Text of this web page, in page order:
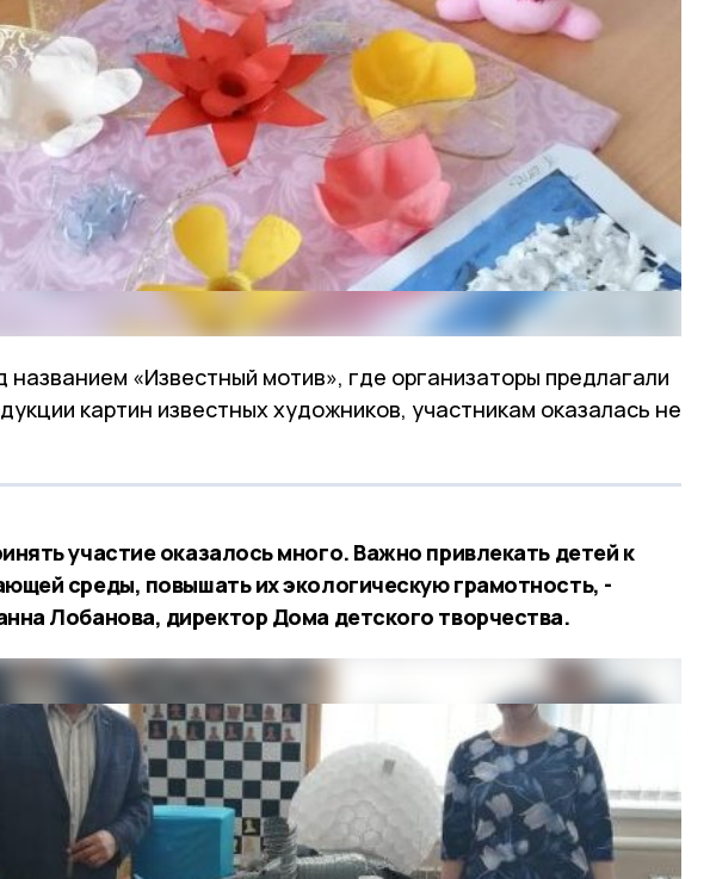
названием «Известный мотив», где организаторы предлагали
картин известных художников, участникам оказалась не
участие оказалось много. Важно привлекать детей к
среды, повышать их экологическую грамотность, -
Лобанова, директор Дома детского творчества.